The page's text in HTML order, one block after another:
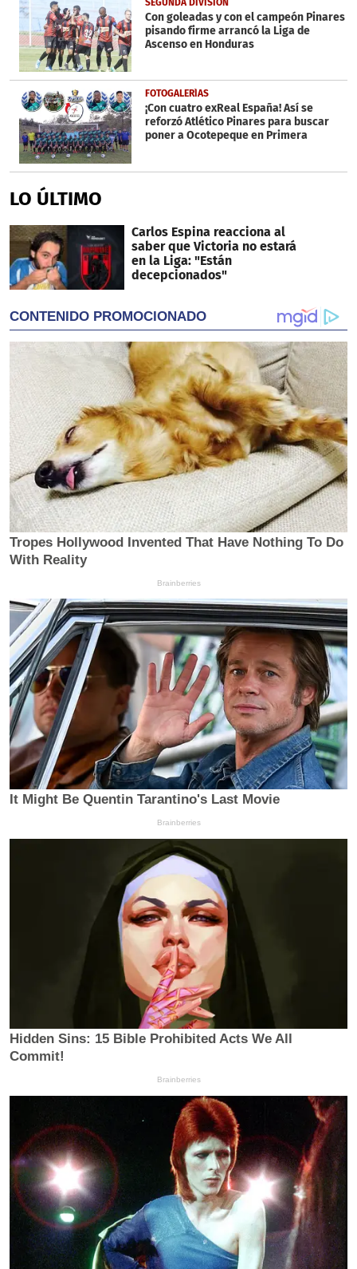
Con goleadas y con el campeón Pinares
pisando firme arrancó la Liga de
Ascenso en Honduras
FOTOGALERÍAS
¡Con cuatro exReal España! Así se
reforzó Atlético Pinares para buscar
poner a Ocotepeque en Primera
LO ÚLTIMO
Carlos Espina reacciona al
saber que Victoria no estará
en la Liga: "Están
decepcionados"